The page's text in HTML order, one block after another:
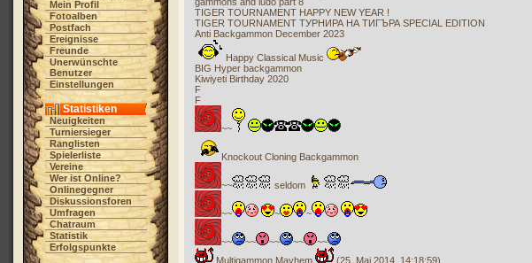
Mein Profil
Fotoalben
Postfach
Ereignisse
Freunde
Unerwünschte
Benutzer
Einstellungen
Statistiken
Neuigkeiten
Turniersieger
Ranglisten
Spielerliste
Vereine
Wer ist Online?
Onlinegegner
Diskussionsforen
Umfragen
Chatraum
Statistik
Erfolgspunkte
TIGER TOURNAMENT HAPPY NEW YEAR !
TIGER TOURNAMENT ТУРНИРА НА ТИГЪРА SPECIAL EDITION
Anti Backgammon December 2023
Happy Classical Music
BIG Hyper backgammon
Kiwiyeti Birthday 2020
F
F
~~
Knockout Cloning Backgammon
~~ seldom
~~ ~ ~
~~ ~~ ~~ ~~
~~
Multigammon Mayhem
(25. Mai 2014, 14:18:59)